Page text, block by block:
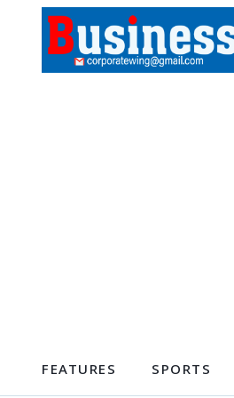
FEATURES SPORTS